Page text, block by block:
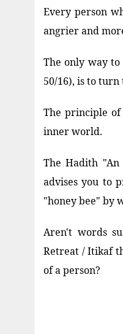
Every person
angrier and
The only way
50/16), is to
The principle
inner world.
The Hadith
advises you to
"honey bee" by
Aren't words
Retreat / Itikaf
of a person?